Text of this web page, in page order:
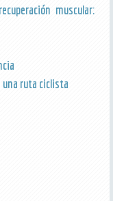
muscular:
una ruta ciclista